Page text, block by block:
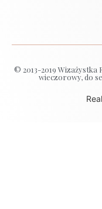
© 2013-2019 Wizażystka
wieczorowy, do